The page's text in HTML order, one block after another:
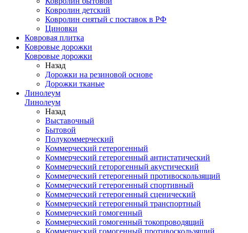
Ковролин детский
Ковролин снятый с поставок в РФ
Циновки
Ковровая плитка
Ковровые дорожки
Ковровые дорожки
Назад
Дорожки на резиновой основе
Дорожки тканые
Линолеум
Линолеум
Назад
Выставочный
Бытовой
Полукоммерческий
Коммерческий гетерогенный
Коммерческий гетерогенный антистатический
Коммерческий геторогенный акустический
Коммерческий гетерогенный противоскользящий
Коммерческий гетерогенный спортивный
Коммерческий гетерогенный сценический
Коммерческий гетерогенный транспортный
Коммерческий гомогенный
Коммерческий гомогенный токопроводящий
Коммерческий гомогенный противоскользящий